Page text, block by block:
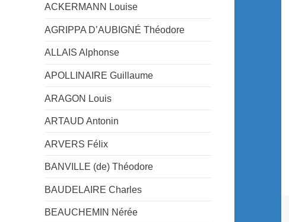
ACKERMANN Louise
AGRIPPA D’AUBIGNÉ Théodore
ALLAIS Alphonse
APOLLINAIRE Guillaume
ARAGON Louis
ARTAUD Antonin
ARVERS Félix
BANVILLE (de) Théodore
BAUDELAIRE Charles
BEAUCHEMIN Nérée